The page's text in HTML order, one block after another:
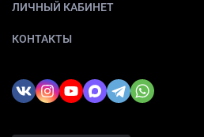
ЛИЧНЫЙ КАБИНЕТ
КОНТАКТЫ